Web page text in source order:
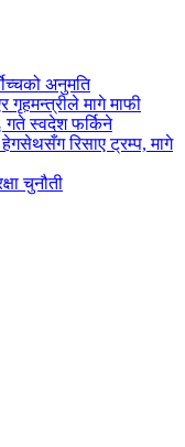
अनुमति
गृहमन्त्रीले मागे माफी
गते स्वदेश फर्किने
हेगसेथसँग रिसाए ट्रम्प, मागे
चुनौती